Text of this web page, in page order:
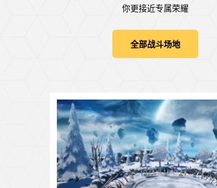
你更接近专属荣耀
全部战斗场地